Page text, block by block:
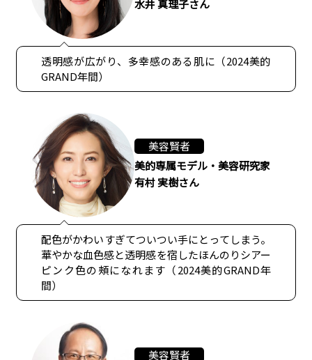
水井 真理子さん
透明感が広がり、多幸感のある肌に（2024美的
GRAND年間）
美容賢者
美的専属モデル・美容研究家
有村 実樹さん
配色がかわいすぎてついつい手にとってしまう。
華やかな血色感と透明感を宿したほんのりシアー
ピンク色の頰になれます（2024美的GRAND年
間）
美容賢者